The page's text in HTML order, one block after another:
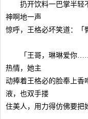
扔开饮料一巴掌半轻不
神啊地一声
惊呼，王格必坏笑道：「
「王哥，琳琳爱你……
热情，她主
动捧着王格必的脸奉上香
液，也双手搂
住美人，用力得仿佛要把